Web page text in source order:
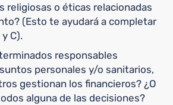
religiosas o éticas relacionadas
(Esto te ayudará a completar
C).
responsables
personales y/o sanitarios,
gestionan los financieros? ¿O
alguna de las decisiones?